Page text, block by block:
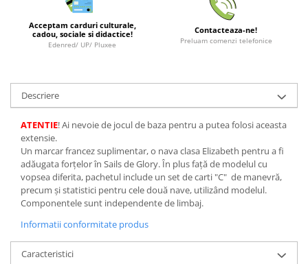
LEGO Wicked
Lampi si brelocuri cu LED
Recipiente alimentare
Seturi emblematice
Lego Editions
Lego Pokemon
Lego Friends
LEGO Ninjago
Acceptam carduri culturale,
cadou, sociale si didactice!
Edenred/ UP/ Pluxee
Contacteaza-ne!
Preluam comenzi telefonice
Descriere
ATENTIE! Ai nevoie de jocul de baza pentru a putea folosi aceasta
extensie.
Un marcar francez suplimentar, o nava clasa Elizabeth pentru a fi
adăugata forțelor în Sails de Glory. În plus față de modelul cu
vopsea diferita, pachetul include un set de carti "C" de manevră,
precum și statistici pentru cele două nave, utilizând modelul.
Componentele sunt independente de limbaj.
Informatii conformitate produs
Caracteristici